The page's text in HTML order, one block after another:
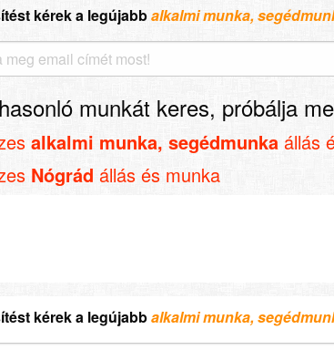
kérek a legújabbalkalmi munka,
munkát keres, próbálja
alkalmi munka, segédmunka állás
Nógrád állás és munka
kérek a legújabbalkalmi munka,